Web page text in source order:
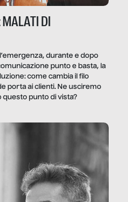
DI
durante e dopo
punto e basta, la
come cambia il filo
porta ai clienti. Ne usciremo
punto di vista?